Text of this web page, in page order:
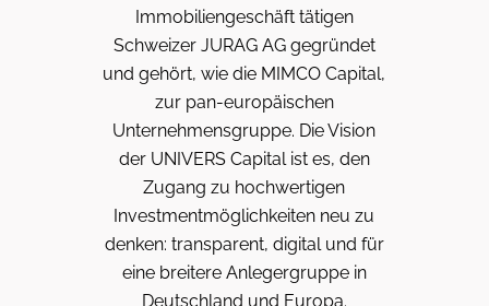
Immobiliengeschäft tätigen
Schweizer JURAG AG gegründet
und gehört, wie die MIMCO Capital,
zur pan-europäischen
Unternehmensgruppe. Die Vision
der UNIVERS Capital ist es, den
Zugang zu hochwertigen
Investmentmöglichkeiten neu zu
denken: transparent, digital und für
eine breitere Anlegergruppe in
Deutschland und Europa.